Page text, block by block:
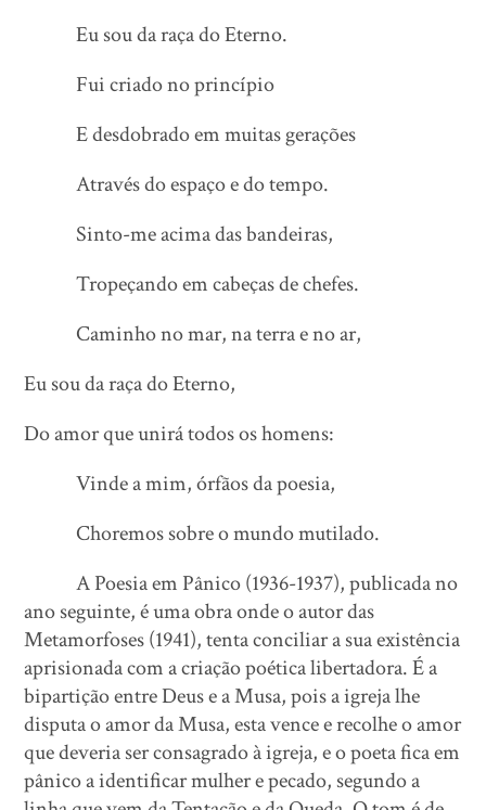
Eu sou da raça do Eterno.
Fui criado no princípio
E desdobrado em muitas gerações
Através do espaço e do tempo.
Sinto-me acima das bandeiras,
Tropeçando em cabeças de chefes.
Caminho no mar, na terra e no ar,
Eu sou da raça do Eterno,
Do amor que unirá todos os homens:
Vinde a mim, órfãos da poesia,
Choremos sobre o mundo mutilado.
A Poesia em Pânico (1936-1937), publicada no
ano seguinte, é uma obra onde o autor das
Metamorfoses (1941), tenta conciliar a sua existência
aprisionada com a criação poética libertadora. É a
bipartição entre Deus e a Musa, pois a igreja lhe
disputa o amor da Musa, esta vence e recolhe o amor
que deveria ser consagrado à igreja, e o poeta fica em
pânico a identificar mulher e pecado, segundo a